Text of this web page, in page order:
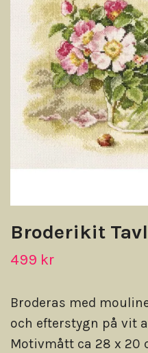
Broderikit
499 kr
Broderas med
och efterstygn på vit
Motivmått ca 28 x